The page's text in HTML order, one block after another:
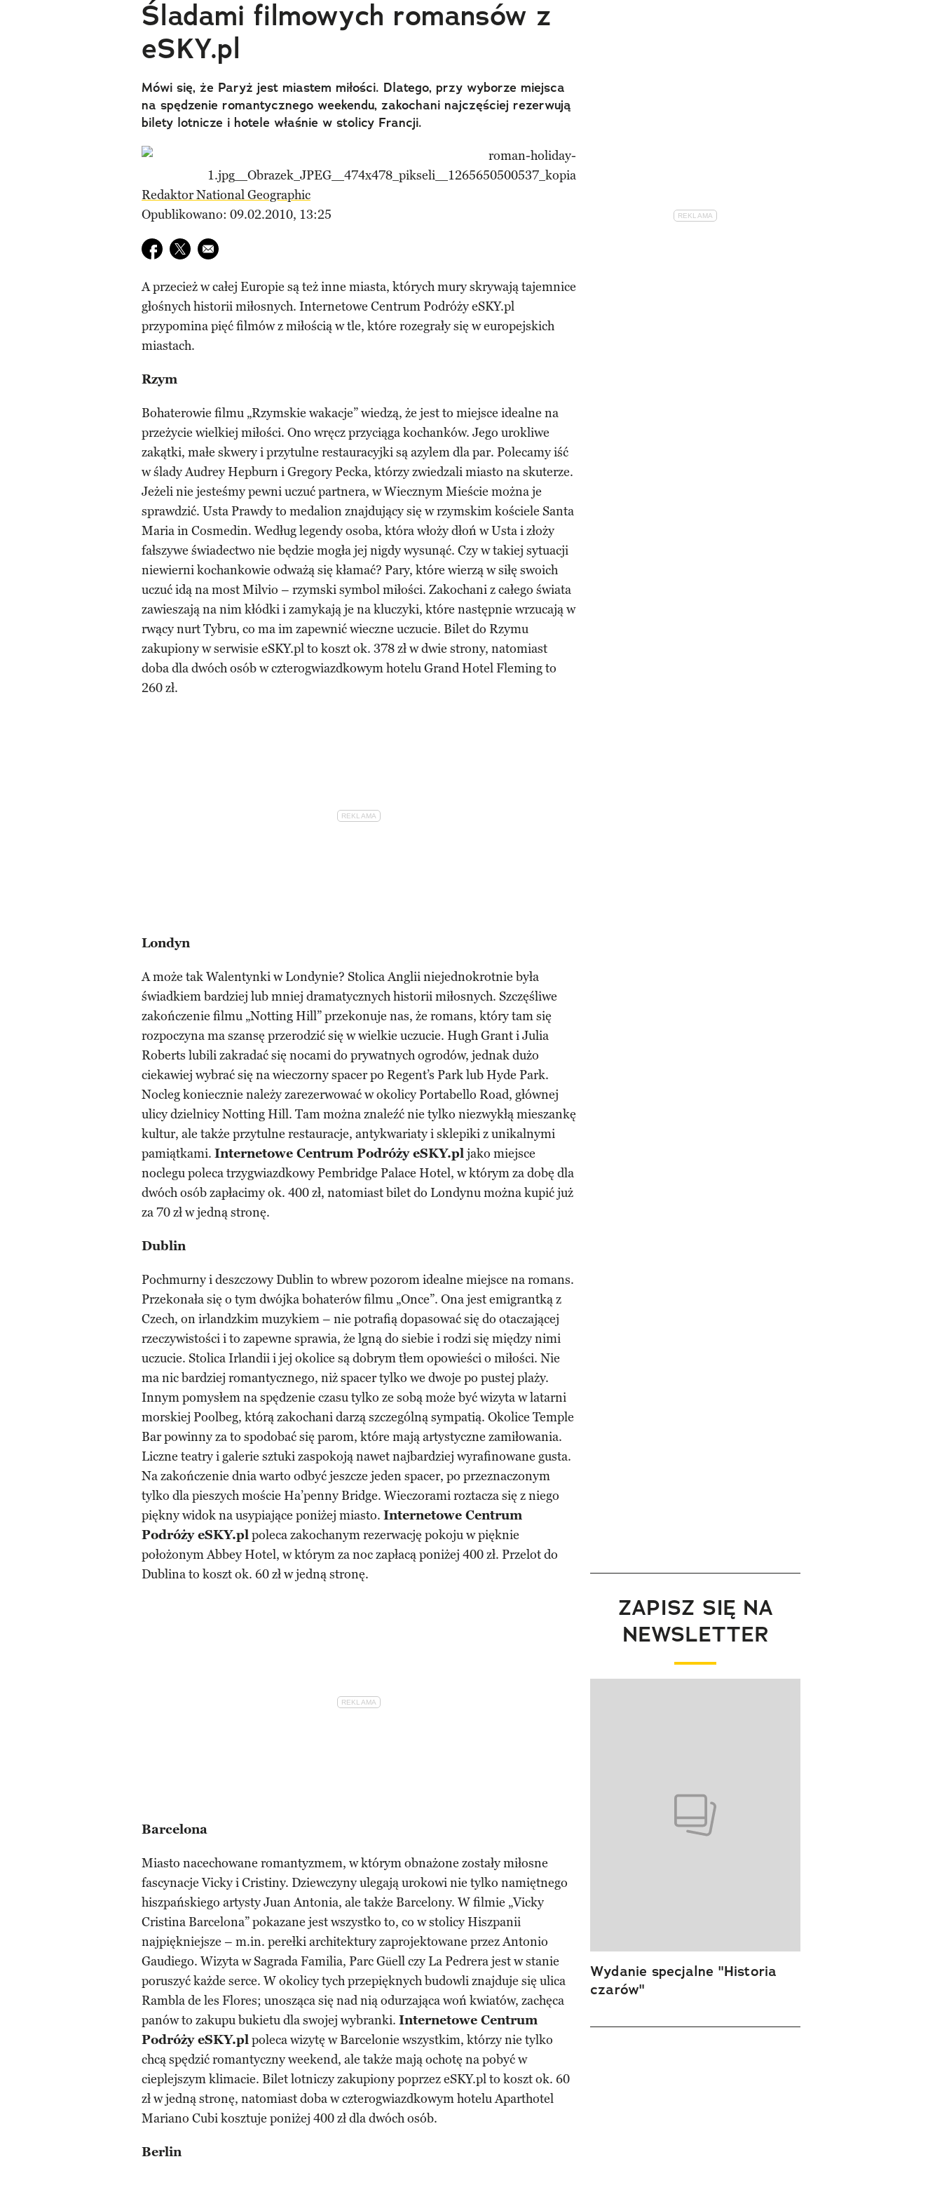
Śladami filmowych romansów z
eSKY.pl
Mówi się, że Paryż jest miastem miłości. Dlatego, przy wyborze miejsca
na spędzenie romantycznego weekendu, zakochani najczęściej rezerwują
bilety lotnicze i hotele właśnie w stolicy Francji.
Redaktor National Geographic
Opublikowano: 09.02.2010, 13:25
Udostępnij na facebook
Udostępnij na twitter
E-mail do przyjaciela
A przecież w całej Europie są też inne miasta, których mury skrywają tajemnice
głośnych historii miłosnych. Internetowe Centrum Podróży eSKY.pl
przypomina pięć filmów z miłością w tle, które rozegrały się w europejskich
miastach.
Rzym
Bohaterowie filmu „Rzymskie wakacje” wiedzą, że jest to miejsce idealne na
przeżycie wielkiej miłości. Ono wręcz przyciąga kochanków. Jego urokliwe
zakątki, małe skwery i przytulne restauracyjki są azylem dla par. Polecamy iść
w ślady Audrey Hepburn i Gregory Pecka, którzy zwiedzali miasto na skuterze.
Jeżeli nie jesteśmy pewni uczuć partnera, w Wiecznym Mieście można je
sprawdzić. Usta Prawdy to medalion znajdujący się w rzymskim kościele Santa
Maria in Cosmedin. Według legendy osoba, która włoży dłoń w Usta i złoży
fałszywe świadectwo nie będzie mogła jej nigdy wysunąć. Czy w takiej sytuacji
niewierni kochankowie odważą się kłamać? Pary, które wierzą w siłę swoich
uczuć idą na most Milvio – rzymski symbol miłości. Zakochani z całego świata
zawieszają na nim kłódki i zamykają je na kluczyki, które następnie wrzucają w
rwący nurt Tybru, co ma im zapewnić wieczne uczucie. Bilet do Rzymu
zakupiony w serwisie eSKY.pl to koszt ok. 378 zł w dwie strony, natomiast
doba dla dwóch osób w czterogwiazdkowym hotelu Grand Hotel Fleming to
260 zł.
Londyn
A może tak Walentynki w Londynie? Stolica Anglii niejednokrotnie była
świadkiem bardziej lub mniej dramatycznych historii miłosnych. Szczęśliwe
zakończenie filmu „Notting Hill” przekonuje nas, że romans, który tam się
rozpoczyna ma szansę przerodzić się w wielkie uczucie. Hugh Grant i Julia
Roberts lubili zakradać się nocami do prywatnych ogrodów, jednak dużo
ciekawiej wybrać się na wieczorny spacer po Regent’s Park lub Hyde Park.
Nocleg koniecznie należy zarezerwować w okolicy Portabello Road, głównej
ulicy dzielnicy Notting Hill. Tam można znaleźć nie tylko niezwykłą mieszankę
kultur, ale także przytulne restauracje, antykwariaty i sklepiki z unikalnymi
pamiątkami. Internetowe Centrum Podróży eSKY.pljako miejsce
noclegu poleca trzygwiazdkowy Pembridge Palace Hotel, w którym za dobę dla
dwóch osób zapłacimy ok. 400 zł, natomiast bilet do Londynu można kupić już
za 70 zł w jedną stronę.
Dublin
Pochmurny i deszczowy Dublin to wbrew pozorom idealne miejsce na romans.
Przekonała się o tym dwójka bohaterów filmu „Once”. Ona jest emigrantką z
Czech, on irlandzkim muzykiem – nie potrafią dopasować się do otaczającej
rzeczywistości i to zapewne sprawia, że lgną do siebie i rodzi się między nimi
uczucie. Stolica Irlandii i jej okolice są dobrym tłem opowieści o miłości. Nie
ma nic bardziej romantycznego, niż spacer tylko we dwoje po pustej plaży.
Innym pomysłem na spędzenie czasu tylko ze sobą może być wizyta w latarni
morskiej Poolbeg, którą zakochani darzą szczególną sympatią. Okolice Temple
Bar powinny za to spodobać się parom, które mają artystyczne zamiłowania.
Liczne teatry i galerie sztuki zaspokoją nawet najbardziej wyrafinowane gusta.
Na zakończenie dnia warto odbyć jeszcze jeden spacer, po przeznaczonym
tylko dla pieszych moście Ha’penny Bridge. Wieczorami roztacza się z niego
piękny widok na usypiające poniżej miasto. Internetowe Centrum
Podróży eSKY.plpoleca zakochanym rezerwację pokoju w pięknie
położonym Abbey Hotel, w którym za noc zapłacą poniżej 400 zł. Przelot do
Dublina to koszt ok. 60 zł w jedną stronę.
Barcelona
Miasto nacechowane romantyzmem, w którym obnażone zostały miłosne
fascynacje Vicky i Cristiny. Dziewczyny ulegają urokowi nie tylko namiętnego
hiszpańskiego artysty Juan Antonia, ale także Barcelony. W filmie „Vicky
Cristina Barcelona” pokazane jest wszystko to, co w stolicy Hiszpanii
najpiękniejsze – m.in. perełki architektury zaprojektowane przez Antonio
Gaudiego. Wizyta w Sagrada Familia, Parc Güell czy La Pedrera jest w stanie
poruszyć każde serce. W okolicy tych przepięknych budowli znajduje się ulica
Rambla de les Flores; unosząca się nad nią odurzająca woń kwiatów, zachęca
panów to zakupu bukietu dla swojej wybranki. Internetowe Centrum
Podróży eSKY.plpoleca wizytę w Barcelonie wszystkim, którzy nie tylko
chcą spędzić romantyczny weekend, ale także mają ochotę na pobyć w
cieplejszym klimacie. Bilet lotniczy zakupiony poprzez eSKY.pl to koszt ok. 60
zł w jedną stronę, natomiast doba w czterogwiazdkowym hotelu Aparthotel
Mariano Cubi kosztuje poniżej 400 zł dla dwóch osób.
Berlin
ZAPISZ SIĘ NA
NEWSLETTER
Wydanie specjalne "Historia
czarów"